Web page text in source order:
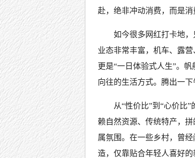
赴，绝非冲动消费，而是
如今很多网红打卡地
业态非常丰富，机车、露
更是“一日体验式人生”。
向往的生活方式。腾出一下
从“性价比”到“心价比
赖自然资源、传统特产，
属氛围。在一些乡村，曾
造，仅靠贴合年轻人喜好